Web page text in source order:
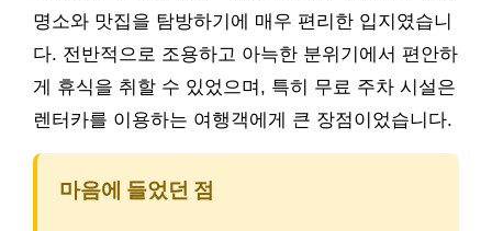
명소와 맛집을 탐방하기에 매우 편리한 입지였습니
다. 전반적으로 조용하고 아늑한 분위기에서 편안하
게 휴식을 취할 수 있었으며, 특히 무료 주차 시설은
렌터카를 이용하는 여행객에게 큰 장점이었습니다.
마음에 들었던 점